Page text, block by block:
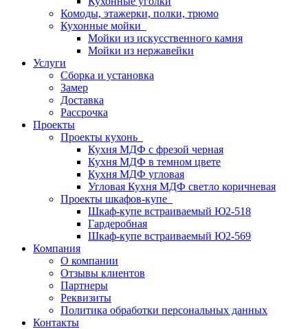
Комоды, этажерки, полки, трюмо
Кухонные мойки
Мойки из искусственного камня
Мойки из нержавейки
Услуги
Сборка и установка
Замер
Доставка
Рассрочка
Проекты
Проекты кухонь
Кухня МДФ с фрезой черная
Кухня МДФ в темном цвете
Кухня МДФ угловая
Угловая Кухня МДФ светло коричневая
Проекты шкафов-купе
Шкаф-купе встраиваемый Ю2-518
Гардеробная
Шкаф-купе встраиваемый Ю2-569
Компания
О компании
Отзывы клиентов
Партнеры
Реквизиты
Политика обработки персональных данных
Контакты